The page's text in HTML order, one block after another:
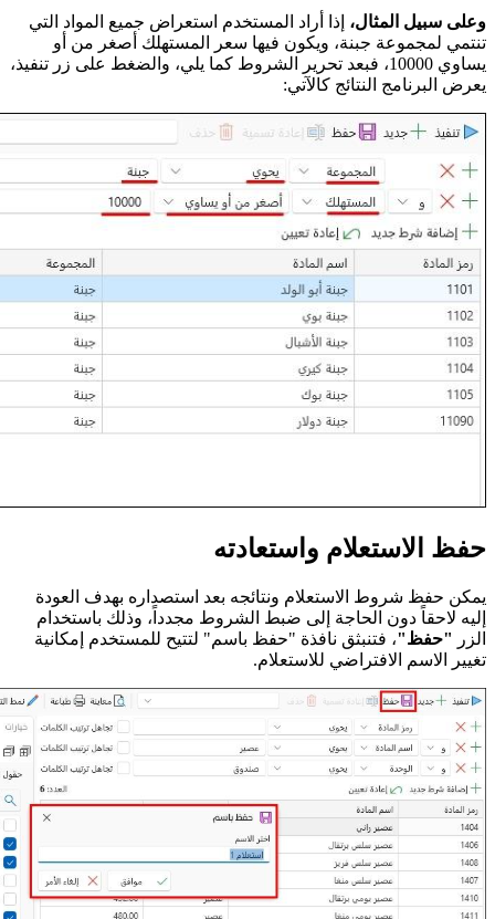
وعلى سبيل المثال، إذا أراد المستخدم استعراض جميع المواد التي
تنتمي لمجموعة جبنة، ويكون فيها سعر المستهلك أصغر من أو
يساوي 10000، فبعد تحرير الشروط كما يلي، والضغط على زر تنفيذ،
يعرض البرنامج النتائج كالآتي:
حفظ الاستعلام واستعادته
يمكن حفظ شروط الاستعلام ونتائجه بعد استصداره بهدف العودة
إليه لاحقاً دون الحاجة إلى ضبط الشروط مجدداً، وذلك باستخدام
الزر
"حفظ"، فتنبثق نافذة "حفظ باسم" لتتيح للمستخدم إمكانية
تغيير الاسم الافتراضي للاستعلام.